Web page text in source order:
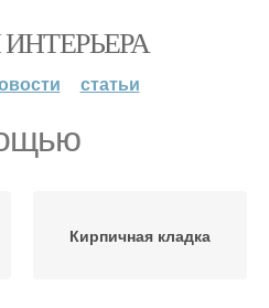
статьи
Кирпичная кладка